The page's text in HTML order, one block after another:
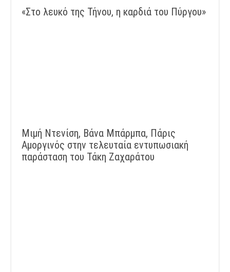
«Στο λευκό της Τήνου, η καρδιά του Πύργου»
Μιμή Ντενίση, Βάνα Μπάρμπα, Πάρις
Αμοργινός στην τελευταία εντυπωσιακή
παράσταση του Τάκη Ζαχαράτου